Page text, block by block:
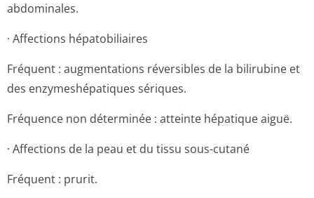
abdominales.
· Affections hépatobiliaires
Fréquent : augmentations réversibles de la bilirubine et
des enzymeshépatiques sériques.
Fréquence non déterminée : atteinte hépatique aiguë.
· Affections de la peau et du tissu sous-cutané
Fréquent : prurit.